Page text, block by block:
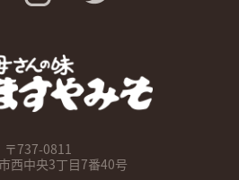
〒737-0811
西中央3丁目7番40号